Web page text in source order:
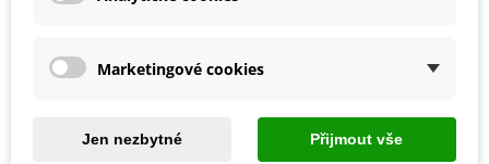
Přidat do košíku Přidat do košíku
Marketingové cookies
Jen nezbytné Přijmout vše